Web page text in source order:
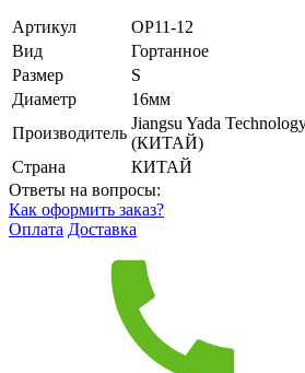
Артикул
ОР11-12
Вид
Гортанное
Размер
S
Диаметр
16мм
Производитель
Jiangsu Yada
(КИТАЙ)
Страна
КИТАЙ
Ответы на вопросы:
Как оформить заказ?
Оплата Доставка